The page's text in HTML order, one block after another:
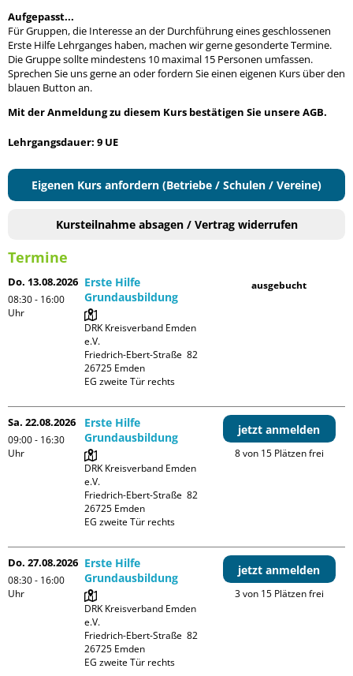
Aufgepasst...
Für Gruppen, die Interesse an der Durchführung eines geschlossenen
Erste Hilfe Lehrganges haben, machen wir gerne gesonderte Termine.
Die Gruppe sollte mindestens 10 maximal 15 Personen umfassen.
Sprechen Sie uns gerne an oder fordern Sie einen eigenen Kurs über den
blauen Button an.
Mit der Anmeldung zu diesem Kurs bestätigen Sie unsere AGB.
Lehrgangsdauer: 9 UE
Eigenen Kurs anfordern (Betriebe / Schulen / Vereine)
Kursteilnahme absagen / Vertrag widerrufen
Termine
Do. 13.08.2026
08:30 - 16:00
Uhr
Erste Hilfe
Grundausbildung
DRK Kreisverband Emden
e.V.
Friedrich-Ebert-Straße  82
26725 Emden
EG zweite Tür rechts
ausgebucht
Sa. 22.08.2026
09:00 - 16:30
Uhr
Erste Hilfe
Grundausbildung
DRK Kreisverband Emden
e.V.
Friedrich-Ebert-Straße  82
26725 Emden
EG zweite Tür rechts
jetzt anmelden
8 von 15 Plätzen frei
Do. 27.08.2026
08:30 - 16:00
Uhr
Erste Hilfe
Grundausbildung
DRK Kreisverband Emden
e.V.
Friedrich-Ebert-Straße  82
26725 Emden
EG zweite Tür rechts
jetzt anmelden
3 von 15 Plätzen frei